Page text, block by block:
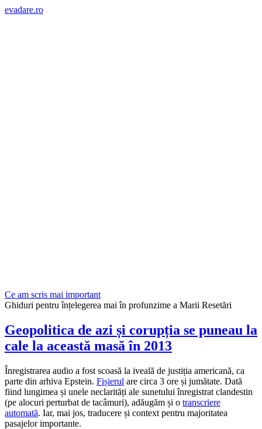
evadare.ro
Ce am scris mai important
Ghiduri pentru înțelegerea mai în profunzime a Marii Resetări
Geopolitica de azi și corupția se puneau la
cale la această masă în 2013
Înregistrarea audio a fost scoasă la iveală de justiția americană, ca
parte din arhiva Epstein. Fișierul are circa 3 ore și jumătate. Dată
fiind lungimea și unele neclarități ale sunetului înregistrat clandestin
(pe alocuri perturbat de tacâmuri), adăugăm și o transcriere
automată. Iar, mai jos, traducere și context pentru majoritatea
pasajelor importante.